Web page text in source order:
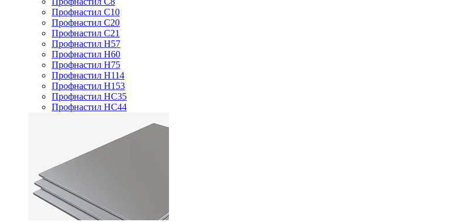
Профнастил С10
Профнастил С20
Профнастил С21
Профнастил Н57
Профнастил Н60
Профнастил Н75
Профнастил Н114
Профнастил Н153
Профнастил НС35
Профнастил НС44